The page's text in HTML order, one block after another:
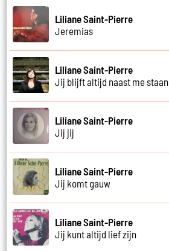
Liliane Saint-Pierre
Jeremias
Liliane Saint-Pierre
Jij blijft altijd naast me staan
Liliane Saint-Pierre
Jij jij
Liliane Saint-Pierre
Jij komt gauw
Liliane Saint-Pierre
Jij kunt altijd lief zijn